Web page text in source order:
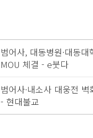
범어사, 대동병원·대동
MOU 체결 - e붓다
범어사·내소사 대웅전 벽
- 현대불교